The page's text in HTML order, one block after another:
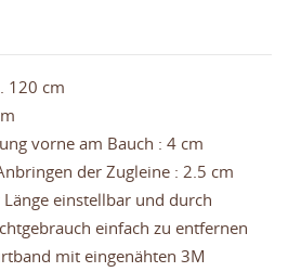
120 cm
vorne am Bauch : 4 cm
der Zugleine : 2.5 cm
einstellbar und durch
einfach zu entfernen
mit eingenähten 3M